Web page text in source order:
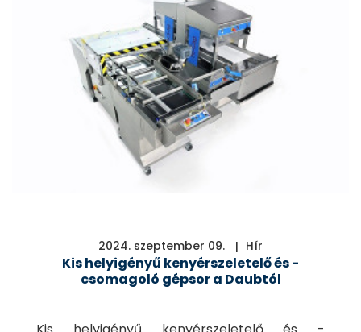
2024. szeptember 09. Hír
Kis helyigényű kenyérszeletelő és -
csomagoló gépsor a Daubtól